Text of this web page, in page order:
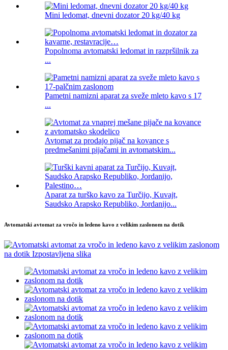
Mini ledomat, dnevni dozator 20 kg/40 kg
Popolnoma avtomatski ledomat in razpršilnik za
...
Pametni namizni aparat za sveže mleto kavo s 17
...
Avtomat za prodajo pijač na kovance s
predmešanimi pijačami in avtomatskim...
Aparat za turško kavo za Turčijo, Kuvajt,
Saudsko Arapsko Republiko, Jordanijo...
Avtomatski avtomat za vročo in ledeno kavo z velikim zaslonom na dotik